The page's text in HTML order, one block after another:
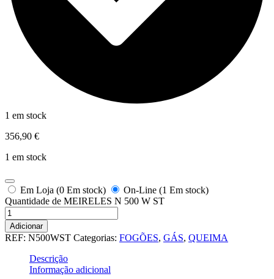
1 em stock
356,90 €
1 em stock
Em Loja (0 Em stock)
On-Line (1 Em stock)
Quantidade de MEIRELES N 500 W ST
Adicionar
REF: N500WST Categorias: FOGÕES, GÁS, QUEIMA
Descrição
Informação adicional